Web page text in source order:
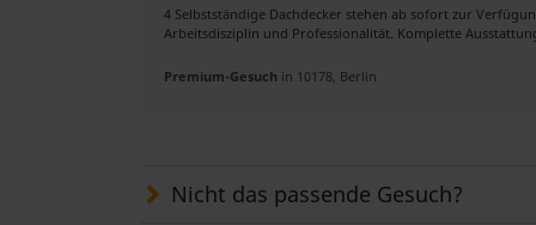
4 Selbstständige Dachdecker stehen ab sofort zur
Arbeitsdisziplin und Professionalität. Komplette
Premium-Gesuch in 10178, Berlin
Nicht das passende Gesuch?